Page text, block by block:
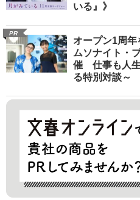
いる』》
PR
オープン1周
ムソナイト・
催 仕事も人生
る特別対談～